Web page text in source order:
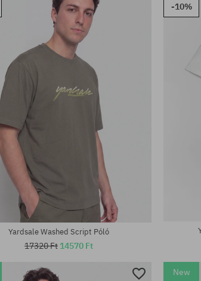
Yardsale Washed Script Póló
17320 Ft 14570 Ft
-10%
New